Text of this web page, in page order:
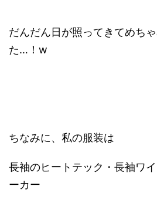
だんだん日が照ってきてめち
た…！w
ちなみに、私の服装は
長袖のヒートテック・長袖ワ
ーカー